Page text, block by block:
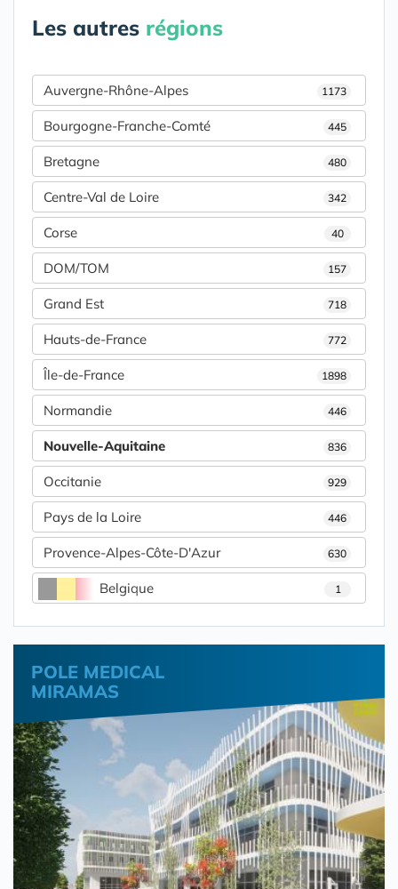
Les autres régions
Auvergne-Rhône-Alpes 1173
Bourgogne-Franche-Comté 445
Bretagne 480
Centre-Val de Loire 342
Corse 40
DOM/TOM 157
Grand Est 718
Hauts-de-France 772
Île-de-France 1898
Normandie 446
Nouvelle-Aquitaine 836
Occitanie 929
Pays de la Loire 446
Provence-Alpes-Côte-D'Azur 630
Belgique 1
POLE MEDICAL
MIRAMAS